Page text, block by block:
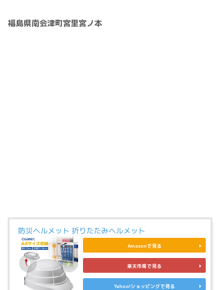
福島県南会津町宮里宮ノ本
防災ヘルメット 折りたたみヘルメット
Amazonで見る
楽天市場で見る
Yahoo!ショッピングで見る